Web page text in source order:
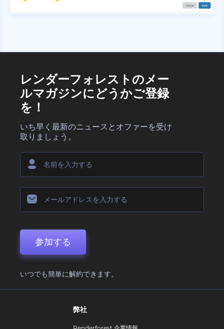
レンダーフォレストのメー
ルマガジンにどうかご登録
を！
いち早く最新のニュースとオファーを受け
取りましょう。
参加する
いつでも簡単に解約できます。
弊社